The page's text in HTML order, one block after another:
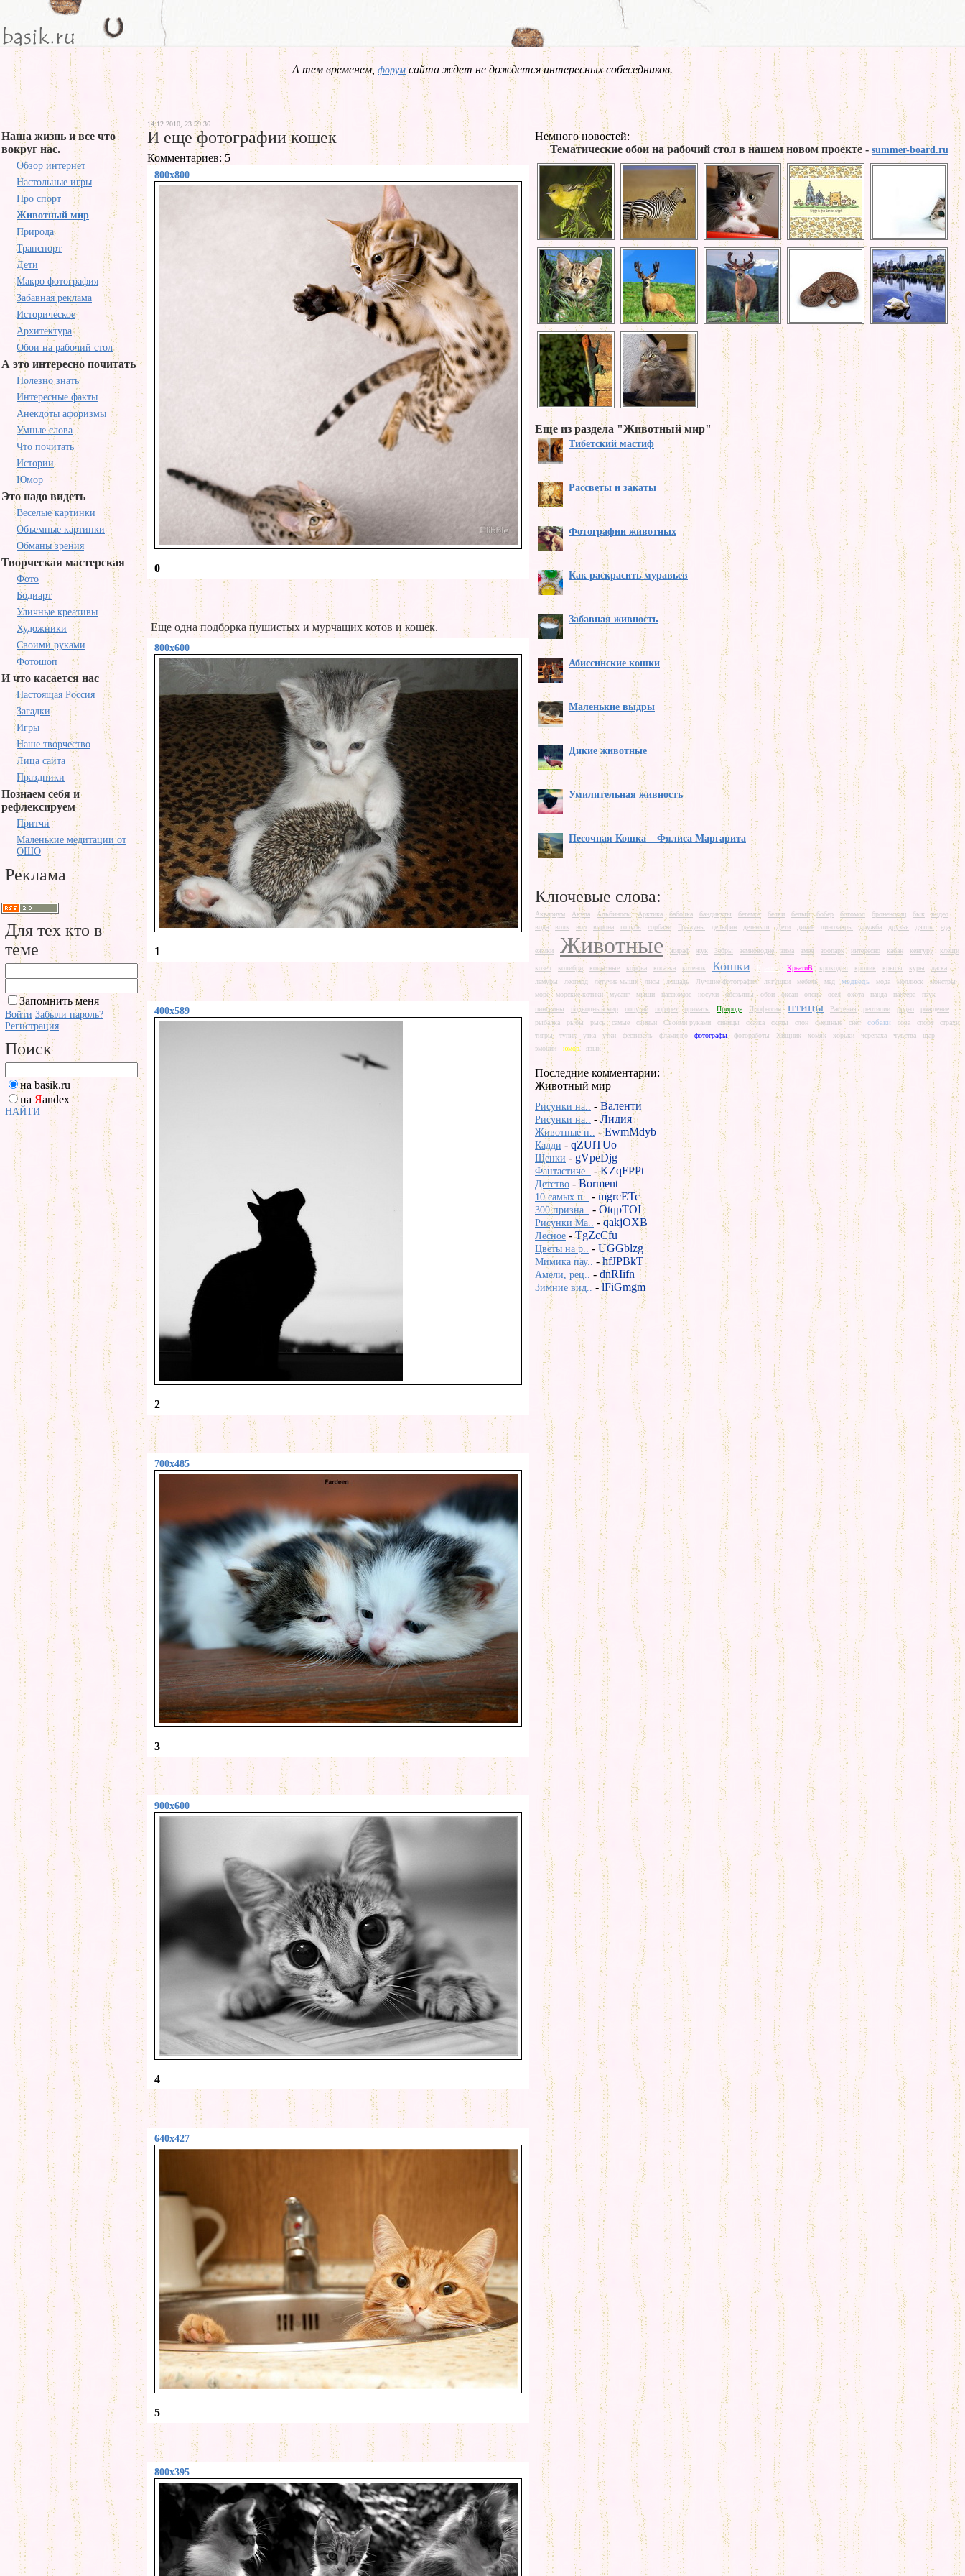
А тем временем, форум сайта ждет не дождется интересных собеседников.
Наша жизнь и все что
вокруг нас.
Обзор интернет
Настольные игры
Про спорт
Животный мир
Природа
Транспорт
Дети
Макро фотография
Забавная реклама
Историческое
Архитектура
Обои на рабочий стол
А это интересно почитать
Полезно знать
Интересные факты
Анекдоты афоризмы
Умные слова
Что почитать
Истории
Юмор
Это надо видеть
Веселые картинки
Объемные картинки
Обманы зрения
Творческая мастерская
Фото
Бодиарт
Уличные креативы
Художники
Своими руками
Фотошоп
И что касается нас
Настоящая Россия
Загадки
Игры
Наше творчество
Лица сайта
Праздники
Познаем себя и
рефлексируем
Притчи
Маленькие медитации от
ОШО
Реклама
Для тех кто в
теме
Запомнить меня
Войти Забыли пароль?
Регистрация
Поиск
на basik.ru
на Яandex
НАЙТИ
14.12.2010, 23.59.36
И еще фотографии кошек
Комментариев: 5
800x800
0
Еще одна подборка пушистых и мурчащих котов и кошек.
800x600
1
400x589
2
700x485
3
900x600
4
640x427
5
800x395
Немного новостей:
Тематические обои на рабочий стол в нашем новом проекте - summer-board.ru
Еще из раздела "Животный мир"
Тибетский мастиф
Рассветы и закаты
Фотографии животных
Как раскрасить муравьев
Забавная живность
Абиссинские кошки
Маленькие выдры
Дикие животные
Умилительная живность
Песочная Кошка – Фялиса Маргарита
Ключевые слова:
Аквариум Акула Альбиносы Арктика бабочка бандикуты бегемот белки белый бобер богомол броненосиц бык
видео
вода
волк вор ворона голубь горбачи Грызуны дельфин детеныш Дети дикие динозавры дружба друзья дятлы еда
ежики Животные жираф жук Зебры земноводне зима змея зоопарк интересно кабан кенгуру клещи
козел колибри копытные корова косатка котенок Кошки Красота КреатиВ крокодил кролик крысы куры
ласка
лемуры
леопард летучие мыши лисы лошадь Лучшие фотографии лягушки мебель мед медведь мода моллюск
монстры
море
морские котики мусанг мыши насекомое носухи обезьяны обои океан олень осел охота панда пантера
паук
пингвины
подводный мир попугай портрет приматы Природа Профессии птицы Растения рептилии родео
рождение
рыбалка
рыбы рысь самые свиньи Своими руками синицы сказка скаты слон смешные снег собаки сова спорт
страхи
тигры
тупик утка утки фестиваль фламинго фотографы фотоработы Хищник хомяк хорьки черепаха чувства
шар
эмоции
юмор язык
Последние комментарии:
Животный мир
Рисунки на.. -Валенти
Рисунки на.. -Лидия
Животные п.. -EwmMdyb
Кадди - qZUlTUo
Щенки - gVpeDjg
Фантастиче.. -KZqFPPt
Детство - Borment
10 самых п.. - mgrcETc
300 призна.. - OtqpTOI
Рисунки Ma.. -qakjOXB
Лесное -TgZcCfu
Цветы на р.. - UGGblzg
Мимика пау.. -hfJPBkT
Амели, рец.. - dnRIifn
Зимние вид.. -lFiGmgm